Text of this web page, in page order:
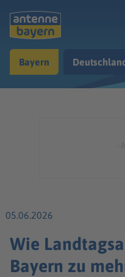
Musik & Radio
Bayern
05.06.2026
Wie
Bayern zu